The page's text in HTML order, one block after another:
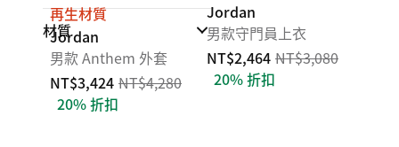
材質
再生材質
Jordan
男款 Anthem 外套
NT$3,424 NT$4,280
20% 折扣
Jordan
男款守門員上衣
NT$2,464 NT$3,080
20% 折扣